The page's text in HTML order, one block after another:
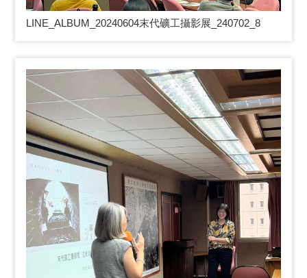
LINE_ALBUM_20240604末代礦工攝影展_240702_8